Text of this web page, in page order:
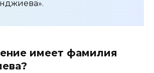
имеет фамилия